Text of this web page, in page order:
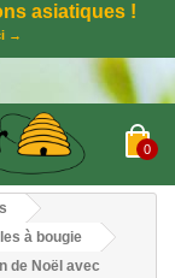
asiatiques !
→
0
à bougie
de Noël avec